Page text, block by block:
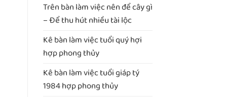
Trên bàn làm việc nên để cây gì
– Để thu hút nhiều tài lộc
Kê bàn làm việc tuổi quý hợi
hợp phong thủy
Kê bàn làm việc tuổi giáp tý
1984 hợp phong thủy